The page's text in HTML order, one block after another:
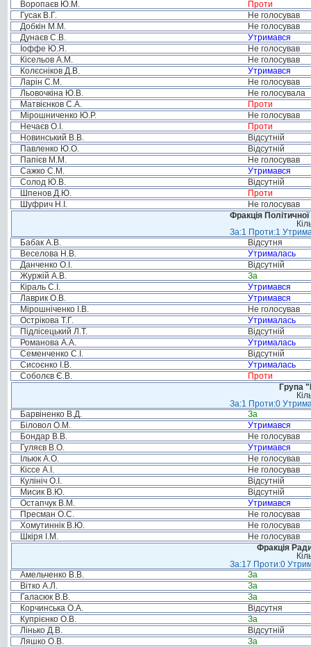
Воропаєв Ю.М.
Проти
Гусак В.Г.
Не голосував
Добкін М.М.
Не голосував
Дунаєв С.В.
Утримався
Іоффе Ю.Я.
Не голосував
Кісельов А.М.
Не голосував
Колєсніков Д.В.
Утримався
Ларін С.М.
Не голосував
Льовочкіна Ю.В.
Не голосувала
Матвієнков С.А.
Проти
Мірошниченко Ю.Р.
Не голосував
Нечаєв О.І.
Проти
Новинський В.В.
Відсутній
Павленко Ю.О.
Відсутній
Папієв М.М.
Не голосував
Сажко С.М.
Утримався
Солод Ю.В.
Відсутній
Шпенов Д.Ю.
Проти
Шуфрич Н.І.
Не голосував
Фракція
За:1 Проти:1
Бабак А.В.
Відсутня
Веселова Н.В.
Утрималась
Данченко О.І.
Відсутній
Журжій А.В.
За
Кіраль С.І.
Утримався
Лаврик О.В.
Утримався
Мірошніченко І.В.
Не голосував
Острікова Т.Г.
Утрималась
Підлісецький Л.Т.
Відсутній
Романова А.А.
Утрималась
Семенченко С.І.
Відсутній
Сисоєнко І.В.
Утрималась
Соболєв Є.В.
Проти
Група
За:1 Проти:0
Барвіненко В.Д.
За
Біловол О.М.
Утримався
Бондар В.В.
Не голосував
Гуляєв В.О.
Утримався
Ільюк А.О.
Не голосував
Кіссе А.І.
Не голосував
Кулініч О.І.
Відсутній
Мисик В.Ю.
Відсутній
Остапчук В.М.
Утримався
Пресман О.С.
Не голосував
Хомутиннік В.Ю.
Не голосував
Шкіря І.М.
Не голосував
Фракція
За:17 Проти:0
Амельченко В.В.
За
Вітко А.Л.
За
Галасюк В.В.
За
Корчинська О.А.
Відсутня
Купрієнко О.В.
За
Лінько Д.В.
Відсутній
Ляшко О.В.
За